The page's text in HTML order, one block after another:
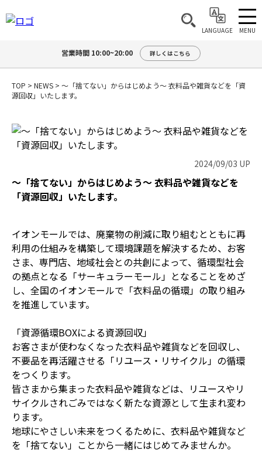
LANGUAGE MENU
営業時間 10:00~20:00 詳しくはこちら
TOP > NEWS > ～「捨てない」からはじめよう～ 衣料品や雑貨などを「資
源回収」いたします。
2024/09/03 UP
～「捨てない」からはじめよう～ 衣料品や雑貨などを
「資源回収」いたします。
イオンモールでは、廃棄物の削減に取り組むとともに再
利用の仕組みを構築して環境課題を解決するため、お客
さま、専門店、地域社会との共創によって、循環型社会
の拠点となる「サーキュラーモール」となることをめざ
し、全国のイオンモールで「衣料品の循環」の取り組み
を推進しています。
「資源循環BOXによる資源回収」
お客さまが使わなくなった衣料品や雑貨などを回収し、
不要品を再活躍させる「リユース・リサイクル」の循環
をつくります。
皆さまから集まった衣料品や雑貨などは、リユースやリ
サイクルされごみではなく新たな資源として生まれ変わ
ります。
地球にやさしい未来をつくるために、衣料品や雑貨など
を「捨てない」ことから一緒にはじめてみませんか。